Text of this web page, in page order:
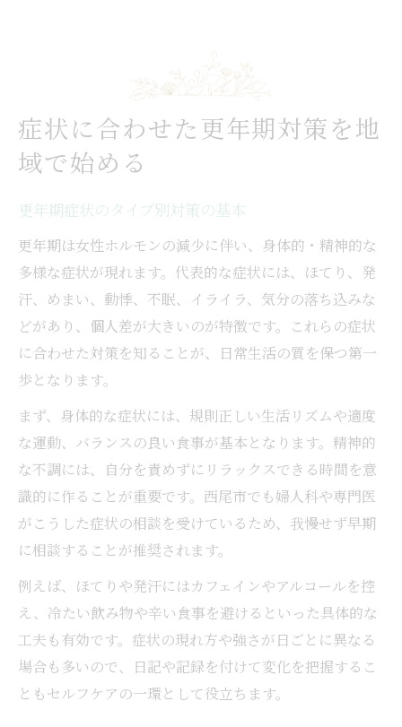
症状に合わせた更年期対策を地
域で始める
更年期症状のタイプ別対策の基本
更年期は女性ホルモンの減少に伴い、身体的・精神的な
多様な症状が現れます。代表的な症状には、ほてり、発
汗、めまい、動悸、不眠、イライラ、気分の落ち込みな
どがあり、個人差が大きいのが特徴です。これらの症状
に合わせた対策を知ることが、日常生活の質を保つ第一
歩となります。
まず、身体的な症状には、規則正しい生活リズムや適度
な運動、バランスの良い食事が基本となります。精神的
な不調には、自分を責めずにリラックスできる時間を意
識的に作ることが重要です。西尾市でも婦人科や専門医
がこうした症状の相談を受けているため、我慢せず早期
に相談することが推奨されます。
例えば、ほてりや発汗にはカフェインやアルコールを控
え、冷たい飲み物や辛い食事を避けるといった具体的な
工夫も有効です。症状の現れ方や強さが日ごとに異なる
場合も多いので、日記や記録を付けて変化を把握するこ
ともセルフケアの一環として役立ちます。